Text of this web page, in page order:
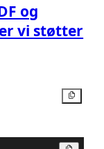
og
vi støtter